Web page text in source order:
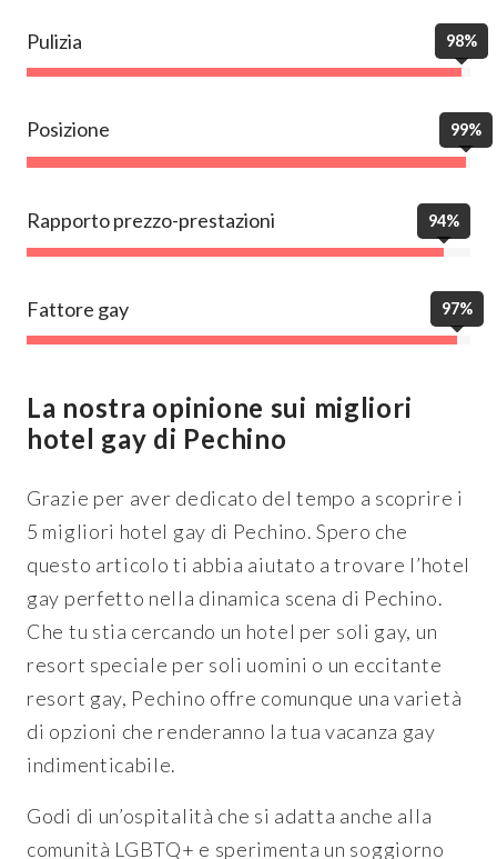
Pulizia 98%
Posizione 99%
Rapporto prezzo-prestazioni 94%
Fattore gay 97%
La nostra opinione sui migliori
hotel gay di Pechino
Grazie per aver dedicato del tempo a scoprire i
5 migliori hotel gay di Pechino. Spero che
questo articolo ti abbia aiutato a trovare l’hotel
gay perfetto nella dinamica scena di Pechino.
Che tu stia cercando un hotel per soli gay, un
resort speciale per soli uomini o un eccitante
resort gay, Pechino offre comunque una varietà
di opzioni che renderanno la tua vacanza gay
indimenticabile.
Godi di un’ospitalità che si adatta anche alla
comunità LGBTQ+ e sperimenta un soggiorno